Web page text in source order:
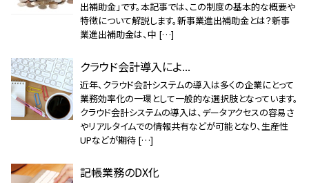
出補助金」です。本記事では、この制度の基本的な概要や
特徴について解説します。新事業進出補助金とは？新事
業進出補助金は、中 […]
クラウド会計導入によ...
近年、クラウド会計システムの導入は多くの企業にとって
業務効率化の一環として一般的な選択肢となっています。
クラウド会計システムの導入は、データアクセスの容易さ
やリアルタイムでの情報共有などが可能となり、生産性
UPなどが期待 […]
記帳業務のDX化